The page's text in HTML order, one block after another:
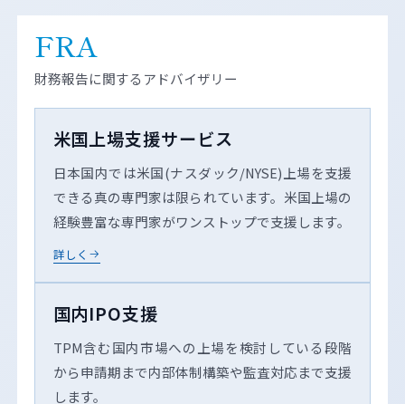
FRA
財務報告に関するアドバイザリー
米国上場支援サービス
日本国内では米国(ナスダック/NYSE)上場を支援
できる真の専門家は限られています。米国上場の
経験豊富な専門家がワンストップで支援します。
詳しく
国内IPO支援
TPM含む国内市場への上場を検討している段階
から申請期まで内部体制構築や監査対応まで支援
します。